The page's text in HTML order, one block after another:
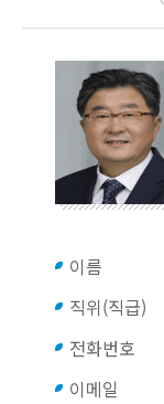
이름
직위(직급)
전화번호
이메일